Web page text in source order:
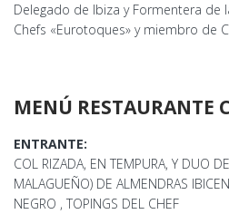
Delegado de Ibiza y Formentera de
Chefs «Eurotoques» y miembro de
MENÚ RESTAURANTE
ENTRANTE:
COL RIZADA, EN TEMPURA, Y DUO
MALAGUEÑO) DE ALMENDRAS
NEGRO , TOPINGS DEL CHEF